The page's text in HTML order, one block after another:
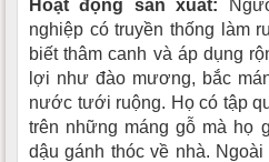
Hoạt động sản xuất:
nghiệp có truyền thống làm
biết thâm canh và áp dụng
lợi như đào mương, bắc
nước tưới ruộng. Họ có tập
trên những máng gỗ mà họ
dậu gánh thóc về nhà.